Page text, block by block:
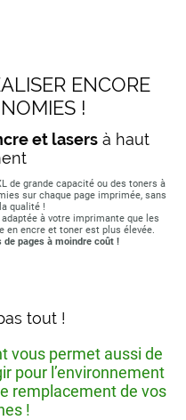
ENCORE
!
et lasersà haut
de grande capacité ou des toners à
sur chaque page imprimée, sans
qualité !
à votre imprimante que les
en encre et toner est plus élevée.
pages à moindre coût !
tout !
vous permet aussi de
pour l’environnement
remplacement de vos
!